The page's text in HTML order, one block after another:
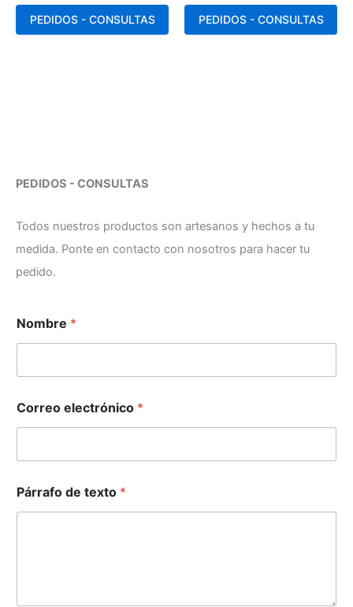
PEDIDOS - CONSULTAS
Todos nuestros productos son artesanos y hechos a tu
medida. Ponte en contacto con nosotros para hacer tu
pedido.
Nombre *
l
e
ó
n
i
Correo electrónico *
Párrafo de texto *
PEDIDOS - CONSULTAS PEDIDOS - CONSULTAS